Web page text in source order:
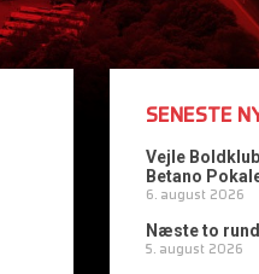
SENESTE
Vejle
Betano
6. august 2026
Næste to
5. august 2026